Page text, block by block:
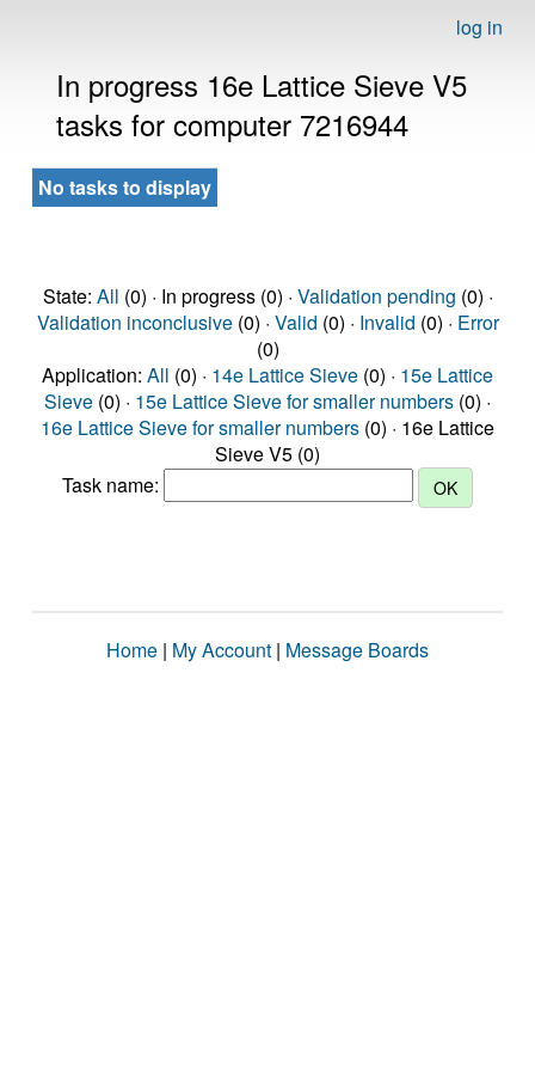
log in
In progress 16e Lattice Sieve V5
tasks for computer 7216944
No tasks to display
State: All (0) · In progress (0) · Validation pending (0) ·
Validation inconclusive(0) · Valid (0) · Invalid (0) · Error
(0)
Application: All (0) · 14e Lattice Sieve (0) · 15e Lattice
Sieve (0) · 15e Lattice Sieve for smaller numbers (0) ·
16e Lattice Sieve for smaller numbers (0) · 16e Lattice
Sieve V5 (0)
Task name:
Home | My Account | Message Boards